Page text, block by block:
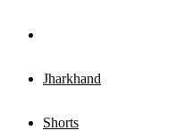
Jharkhand
Shorts